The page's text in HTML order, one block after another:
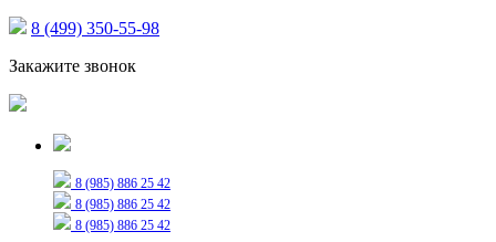
8 (499) 350-55-98
Закажите звонок
8 (985) 886 25 42
8 (985) 886 25 42
8 (985) 886 25 42